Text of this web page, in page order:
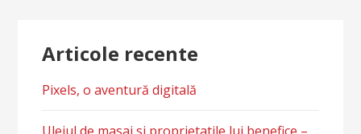
Articole recente
Pixels, o aventură digitală